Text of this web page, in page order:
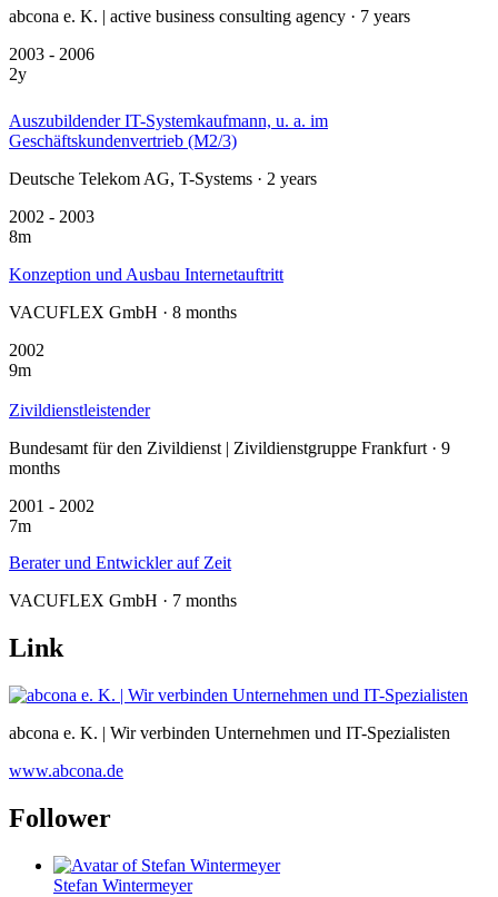
abcona e. K. | active business consulting agency · 7 years
2003 - 2006
2y
Auszubildender IT-Systemkaufmann, u. a. im
Geschäftskundenvertrieb (M2/3)
Deutsche Telekom AG, T-Systems · 2 years
2002 - 2003
8m
Konzeption und Ausbau Internetauftritt
VACUFLEX GmbH · 8 months
2002
9m
Zivildienstleistender
Bundesamt für den Zivildienst | Zivildienstgruppe Frankfurt · 9
months
2001 - 2002
7m
Berater und Entwickler auf Zeit
VACUFLEX GmbH · 7 months
Link
abcona e. K. | Wir verbinden Unternehmen und IT-Spezialisten
www.abcona.de
Follower
Stefan Wintermeyer